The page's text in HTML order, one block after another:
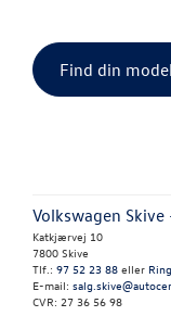
Find din
Volkswagen
Katkjærvej 10
7800 Skive
Tlf.: 97 52 23 88 eller
E-mail:
CVR: 27 36 56 98